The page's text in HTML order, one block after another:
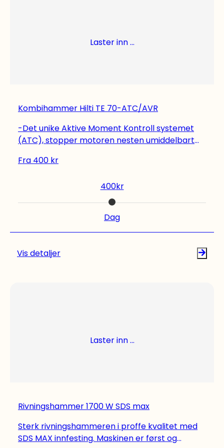
Laster inn ...
Kombihammer Hilti TE 70-ATC/AVR
-Det unike Aktive Moment Kontroll systemet
(ATC), stopper motoren nesten umiddelbart
armering. Dette reduserer risikoen for kick-
maskinen mer behagelig å bruke - og bidrar til
å øke den daglige produktiviteten -Høyeste
produktivitet for et bredt spekter av bore- og
støvfjerningssystem samler opptil 98% av
støvet -Avtagbar strømkabel for raskt og
enkelt skifte av skadde/ødelagte kabler på
Fra 400 kr
400kr
Dag
Vis detaljer
Laster inn ...
Rivningshammer 1700 W SDS max
Sterk rivningshammeren i proffe kvalitet med
SDS MAX innfesting. Maskinen er først og